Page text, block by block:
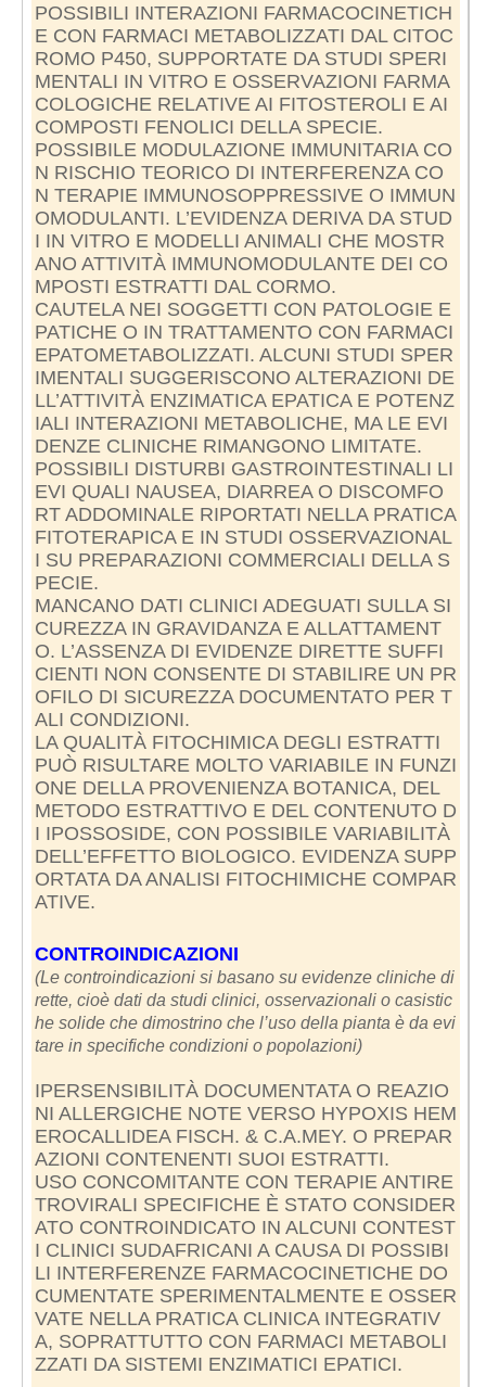
POSSIBILI INTERAZIONI FARMACOCINETICH
E CON FARMACI METABOLIZZATI DAL CITOC
ROMO P450, SUPPORTATE DA STUDI SPERI
MENTALI IN VITRO E OSSERVAZIONI FARMA
COLOGICHE RELATIVE AI FITOSTEROLI E AI
COMPOSTI FENOLICI DELLA SPECIE.
POSSIBILE MODULAZIONE IMMUNITARIA CO
N RISCHIO TEORICO DI INTERFERENZA CO
N TERAPIE IMMUNOSOPPRESSIVE O IMMUN
OMODULANTI. L’EVIDENZA DERIVA DA STUD
I IN VITRO E MODELLI ANIMALI CHE MOSTR
ANO ATTIVITÀ IMMUNOMODULANTE DEI CO
MPOSTI ESTRATTI DAL CORMO.
CAUTELA NEI SOGGETTI CON PATOLOGIE E
PATICHE O IN TRATTAMENTO CON FARMACI
EPATOMETABOLIZZATI. ALCUNI STUDI SPER
IMENTALI SUGGERISCONO ALTERAZIONI DE
LL’ATTIVITÀ ENZIMATICA EPATICA E POTENZ
IALI INTERAZIONI METABOLICHE, MA LE EVI
DENZE CLINICHE RIMANGONO LIMITATE.
POSSIBILI DISTURBI GASTROINTESTINALI LI
EVI QUALI NAUSEA, DIARREA O DISCOMFO
RT ADDOMINALE RIPORTATI NELLA PRATICA
FITOTERAPICA E IN STUDI OSSERVAZIONAL
I SU PREPARAZIONI COMMERCIALI DELLA S
PECIE.
MANCANO DATI CLINICI ADEGUATI SULLA SI
CUREZZA IN GRAVIDANZA E ALLATTAMENT
O. L’ASSENZA DI EVIDENZE DIRETTE SUFFI
CIENTI NON CONSENTE DI STABILIRE UN PR
OFILO DI SICUREZZA DOCUMENTATO PER T
ALI CONDIZIONI.
LA QUALITÀ FITOCHIMICA DEGLI ESTRATTI
PUÒ RISULTARE MOLTO VARIABILE IN FUNZI
ONE DELLA PROVENIENZA BOTANICA, DEL
METODO ESTRATTIVO E DEL CONTENUTO D
I IPOSSOSIDE, CON POSSIBILE VARIABILITÀ
DELL’EFFETTO BIOLOGICO. EVIDENZA SUPP
ORTATA DA ANALISI FITOCHIMICHE COMPAR
ATIVE.
CONTROINDICAZIONI
(Le controindicazioni si basano su evidenze cliniche di
rette, cioè dati da studi clinici, osservazionali o casistic
he solide che dimostrino che l’uso della pianta è da evi
tare in specifiche condizioni o popolazioni)
IPERSENSIBILITÀ DOCUMENTATA O REAZIO
NI ALLERGICHE NOTE VERSO HYPOXIS HEM
EROCALLIDEA FISCH. & C.A.MEY. O PREPAR
AZIONI CONTENENTI SUOI ESTRATTI.
USO CONCOMITANTE CON TERAPIE ANTIRE
TROVIRALI SPECIFICHE È STATO CONSIDER
ATO CONTROINDICATO IN ALCUNI CONTEST
I CLINICI SUDAFRICANI A CAUSA DI POSSIBI
LI INTERFERENZE FARMACOCINETICHE DO
CUMENTATE SPERIMENTALMENTE E OSSER
VATE NELLA PRATICA CLINICA INTEGRATIV
A, SOPRATTUTTO CON FARMACI METABOLI
ZZATI DA SISTEMI ENZIMATICI EPATICI.